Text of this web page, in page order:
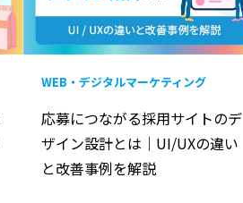
WEB・デジタルマーケティング
応募につながる採用サイトのデ
ザイン設計とは｜UI/UXの違い
と改善事例を解説